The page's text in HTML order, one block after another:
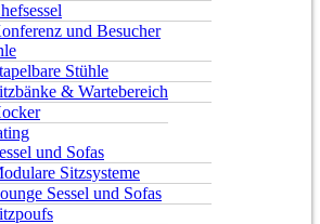
und Besucher
Stühle
& Wartebereich
und Sofas
Sitzsysteme
Sessel und Sofas